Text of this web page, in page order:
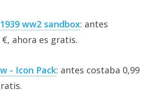
ww2 sandbox: antes
ahora es gratis.
- Icon Pack: antes costaba 0,99